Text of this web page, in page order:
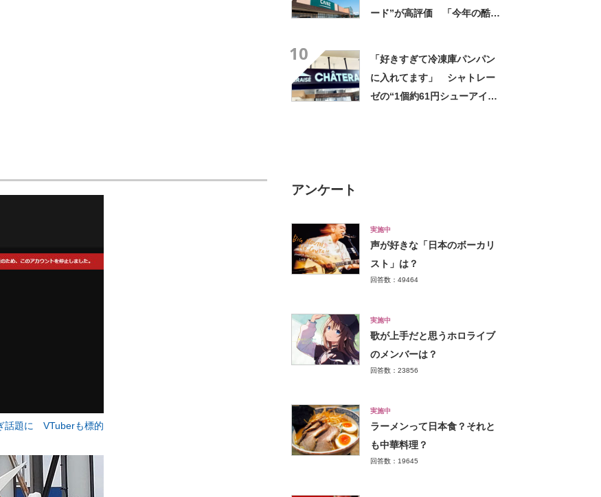
話題に VTuberも標的
ード”が高評価 「今年の酷暑
10
「好きすぎて冷凍庫パンパン
に入れてます」 シャトレー
ゼの“1個約61円シューアイ
アンケート
実施中
声が好きな「日本のボーカリ
スト」は？
回答数：49464
実施中
歌が上手だと思うホロライブ
のメンバーは？
回答数：23856
実施中
ラーメンって日本食？それと
も中華料理？
回答数：19645